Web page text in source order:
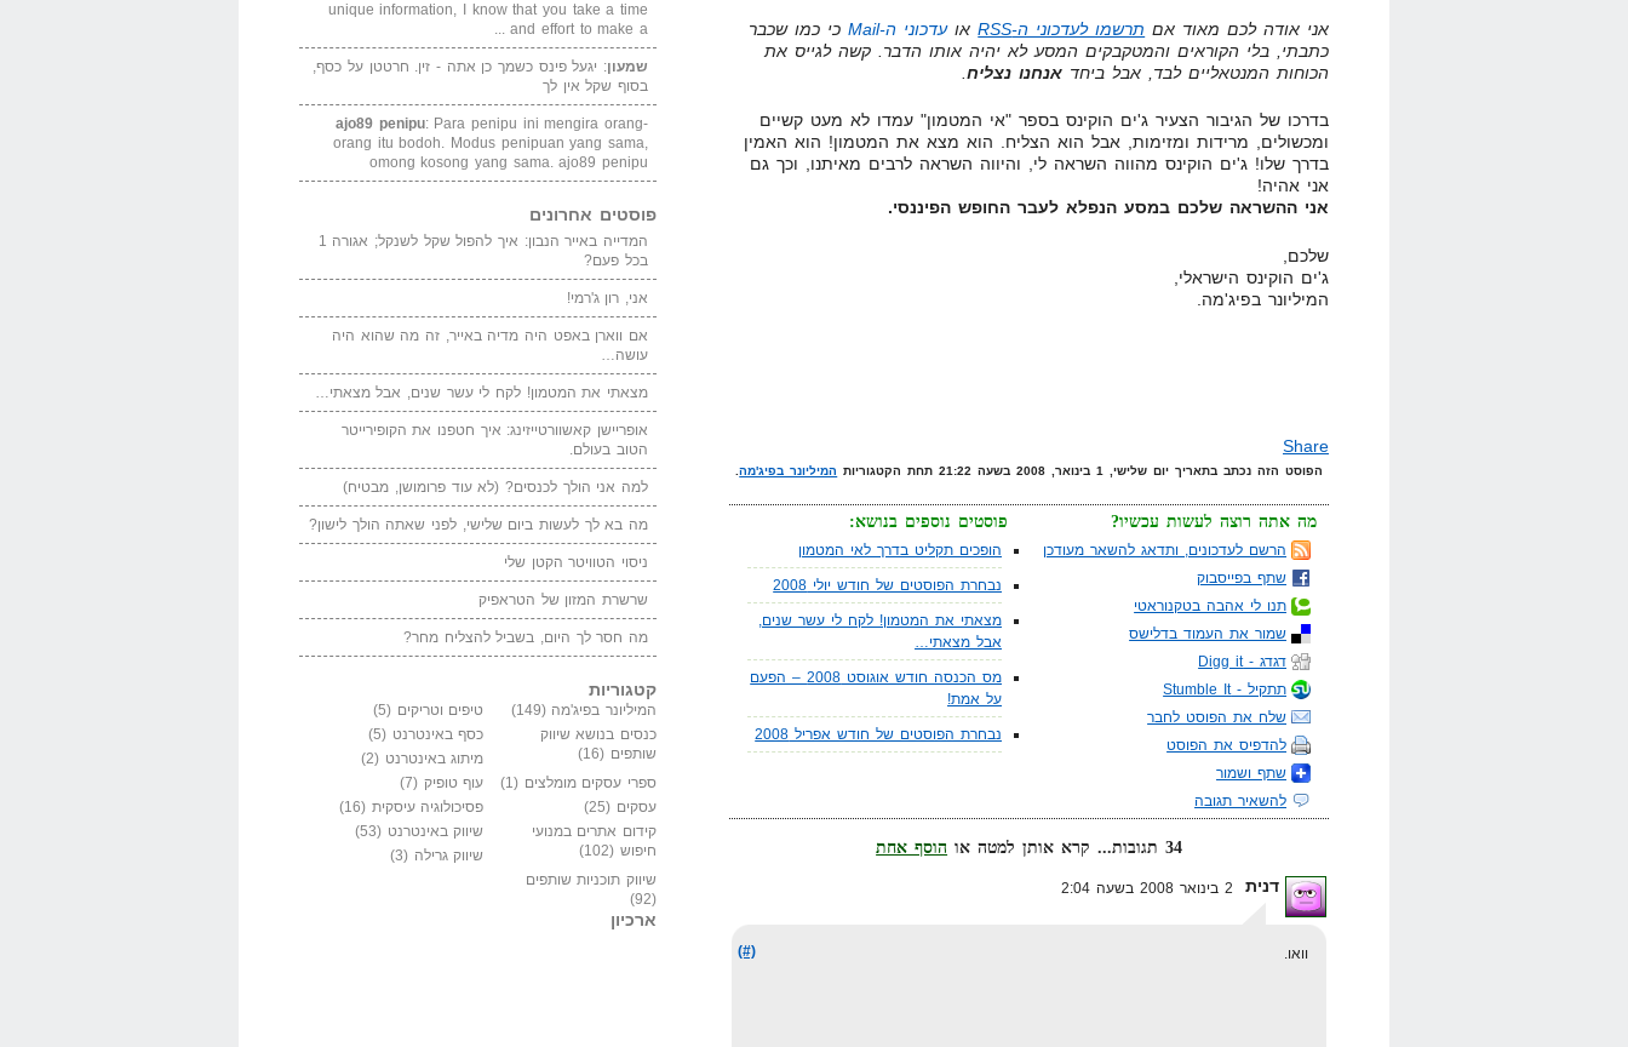
אני אודה לכם מאוד אם תרשמו לעדכוני ה-RSS אועדכוני ה-Mail
כי כמו שכבר
כתבתי, בלי הקוראים והמטקבקים המסע לא יהיה אותו הדבר. קשה לגייס את
הכוחות המנטאליים לבד, אבל ביחד אנחנו נצליח.
בדרכו של הגיבור הצעיר ג'ים הוקינס בספר "אי המטמון" עמדו לא מעט קשיים
ומכשולים, מרידות ומזימות, אבל הוא הצליח. הוא מצא את המטמון! הוא האמין
בדרך שלו! ג'ים הוקינס מהווה השראה לי, והיווה השראה לרבים מאיתנו, וכך גם
אני אהיה!
אני ההשראה שלכם במסע הנפלא לעבר החופש הפיננסי.
שלכם,
ג'ים הוקינס הישראלי,
המיליונר בפיג'מה.
Share
הפוסט הזה נכתב בתאריך יום שלישי, 1 בינואר, 2008 בשעה 21:22 תחת הקטגוריות המיליונר בפיג'מה.
פוסטים נוספים בנושא:
הופכים תקליט בדרך לאי המטמון
נבחרת הפוסטים של חודש יולי 2008
מצאתי את המטמון! לקח לי עשר שנים,
אבל מצאתי…
מס הכנסה חודש אוגוסט 2008 – הפעם
על אמת!
נבחרת הפוסטים של חודש אפריל 2008
מה אתה רוצה לעשות עכשיו?
הרשם לעדכונים, ותדאג להשאר מעודכן
שתף בפייסבוק
תנו לי אהבה בטקנוראטי
שמור את העמוד בדלישס
דגדג - Digg it
תתקיל - Stumble It
שלח את הפוסט לחבר
להדפיס את הפוסט
שתף ושמור
להשאיר תגובה
34 תגובות... קרא אותן למטה או
הוסף אחת
דנית
(#) וואו.
unique information, I know that you take a time
and effort to make a ...
שמעון: יגעל פינס כשמך כן אתה - זין. חרטטן על כסף,
בסוף שקל אין לך
ajo89 penipu: Para penipu ini mengira orang-
orang itu bodoh. Modus penipuan yang sama,
omong kosong yang sama. ajo89 penipu
פוסטים אחרונים
המדייה באייר הנבון: איך להפול שקל לשנקל; אגורה 1
בכל פעם?
אני, רון ג'רמי!
אם ווארן באפט היה מדיה באייר, זה מה שהוא היה
עושה…
מצאתי את המטמון! לקח לי עשר שנים, אבל מצאתי…
אופריישן קאשוורטייזינג: איך חטפנו את הקופירייטר
הטוב בעולם.
למה אני הולך לכנסים? (לא עוד פרומושן, מבטיח)
מה בא לך לעשות ביום שלישי, לפני שאתה הולך לישון?
ניסוי הטוויטר הקטן שלי
שרשרת המזון של הטראפיק
מה חסר לך היום, בשביל להצליח מחר?
קטגוריות
המיליונר בפיג'מה (149) טיפים וטריקים (5)
כנסים בנושא שיווק
שותפים (16)
כסף באינטרנט (5)
מיתוג באינטרנט (2)
ספרי עסקים מומלצים (1) עוף טופיק (7)
עסקים (25) פסיכולוגיה עיסקית (16)
קידום אתרים במנועי
חיפוש (102)
שיווק באינטרנט (53)
שיווק גרילה (3)
שיווק תוכניות שותפים
(92)
ארכיון